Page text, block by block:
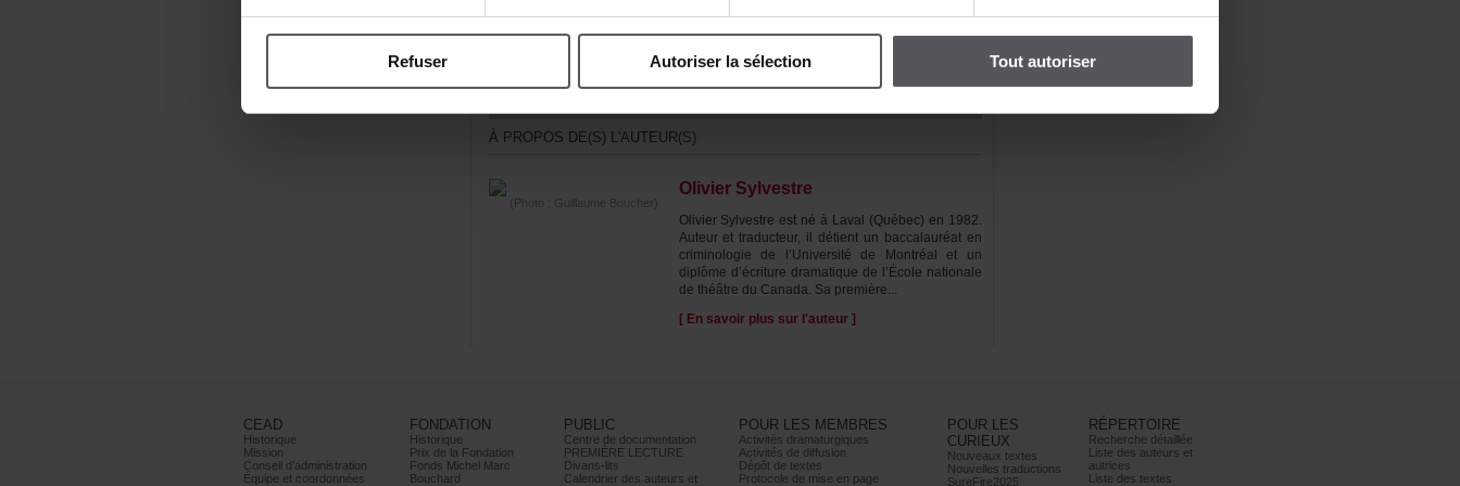
Refuser Autoriserlasélection Toutautoriser
ÀPROPOSDE(S)L'AUTEUR(S)
(Photo:GuillaumeBoucher)
OlivierSylvestre
OlivierSylvestreestnéàLaval(Québec)en1982.
Auteurettraducteur,ildétientunbaccalauréaten
criminologiedel’UniversitédeMontréaletun
diplômed’écrituredramatiquedel’Écolenationale
dethéâtreduCanada.Sapremière...
[Ensavoirplussurl'auteur]
CEAD
Historique
Mission
Conseild’administration
Équipeetcoordonnées
FONDATION
Historique
PrixdelaFondation
FondsMichelMarc
Bouchard
PUBLIC
Centrededocumentation
PREMIÈRELECTURE
Divans-lits
Calendrierdesauteurset
POURLESMEMBRES
Activitésdramaturgiques
Activitésdediffusion
Dépôtdetextes
Protocoledemiseenpage
POURLES
CURIEUX
Nouveauxtextes
Nouvellestraductions
SureFire2025
RÉPERTOIRE
Recherchedétaillée
Listedesauteurset
autrices
Listedestextes